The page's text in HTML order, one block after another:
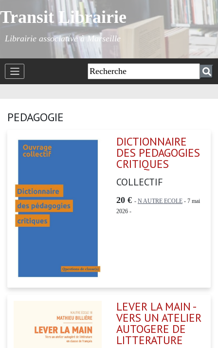
Transit Librairie
Librairie associative à Marseille
PEDAGOGIE
DICTIONNAIRE
DES PEDAGOGIES
CRITIQUES
COLLECTIF
20 € - N AUTRE ECOLE - 7 mai
2026 -
LEVER LA MAIN -
VERS UN ATELIER
AUTOGERE DE
LITTERATURE